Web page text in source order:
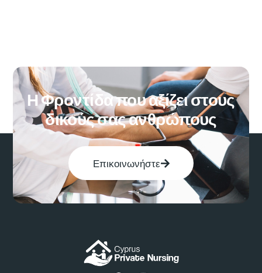
Η Φροντίδα που αξίζει στους
δικούς σας ανθρώπους
Επικοινωνήστε